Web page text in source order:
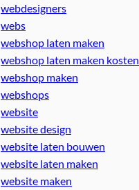
webdesigners
webs
webshop laten maken
webshop laten maken kosten
webshop maken
webshops
website
website design
website laten bouwen
website laten maken
website maken